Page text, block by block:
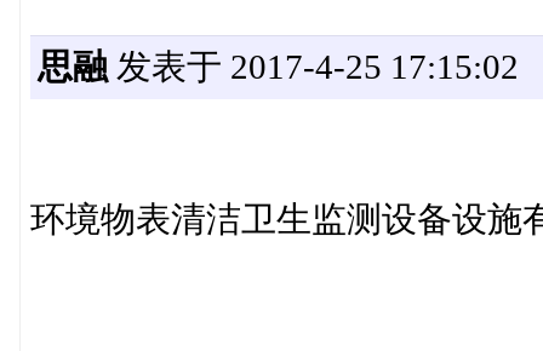
思融发表于 2017-4-25 17:15:02
环境物表清洁卫生监测设备设施